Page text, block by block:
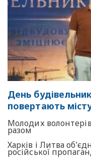
День
повертають
Молодих
разом
Харків і Литва
російської